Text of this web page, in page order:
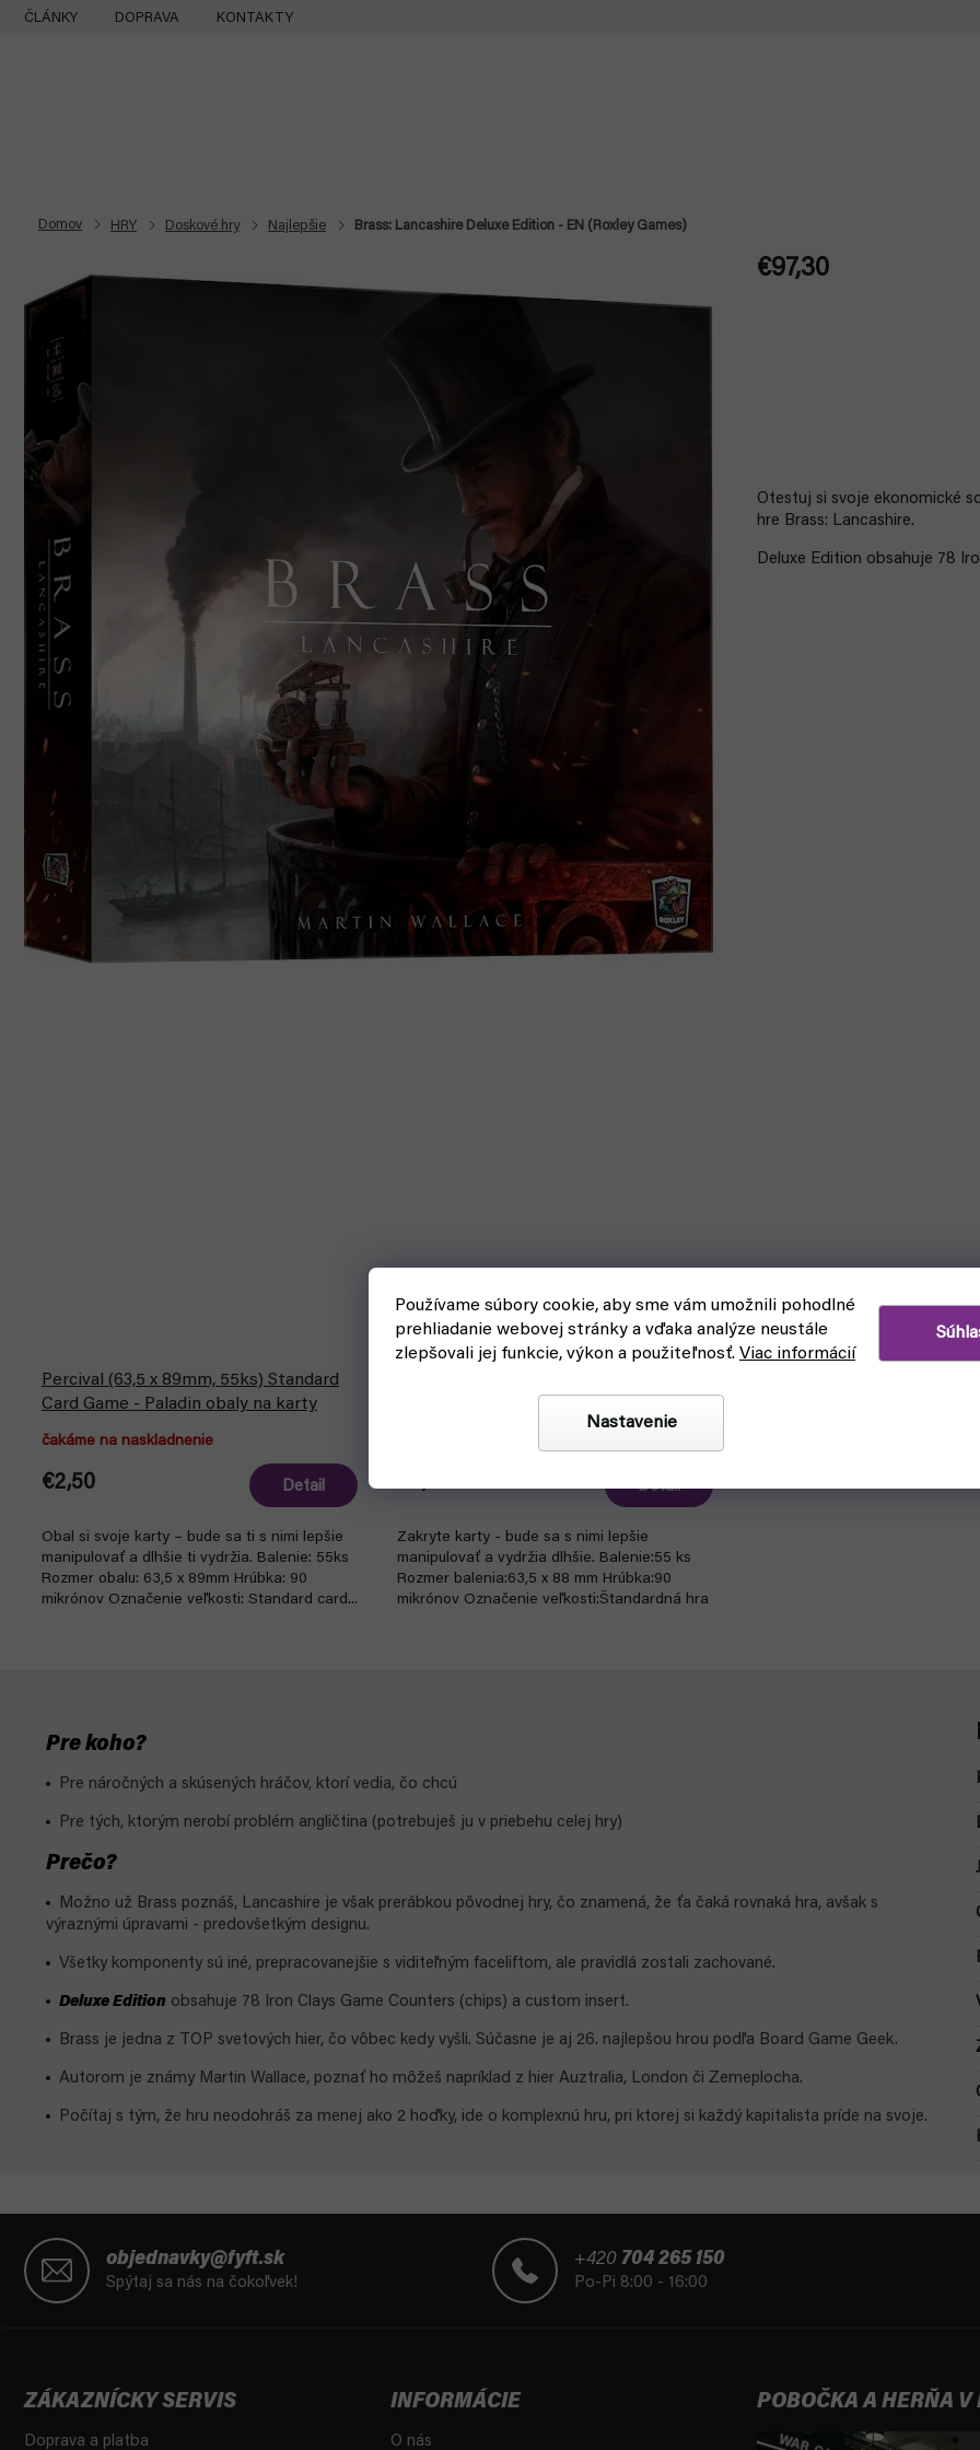
Používame súbory cookie, aby sme vám umožnili pohodlné
prehliadanie webovej stránky a vďaka analýze neustále
zlepšovali jej funkcie, výkon a použiteľnosť. Viac informácií
Nastavenie
Prejsť
ČLÁNKY DOPRAVA KONTAKTY
Domov HRY Doskové hry Najlepšie Brass: Lancashire Deluxe Edition - EN (Roxley Games)
€97,30
Otestuj si svoje ekonomické
hre Brass: Lancashire.
Deluxe Edition obsahuje 78
Percival (63,5 x 89mm, 55ks) Standard
Card Game - Paladin obaly na karty
čakáme na naskladnenie
€2,50 Detail
Obal si svoje karty – bude sa ti s nimi lepšie
manipulovať a dlhšie ti vydržia. Balenie: 55ks
Rozmer obalu: 63,5 x 89mm Hrúbka: 90
mikrónov Označenie veľkosti: Standard card...
Detail
Zakryte karty - bude sa s nimi lepšie
manipulovať a vydržia dlhšie. Balenie:55 ks
Rozmer balenia:63,5 x 88 mm Hrúbka:90
mikrónov Označenie veľkosti:Štandardná hra
Pre koho?
Pre náročných a skúsených hráčov, ktorí vedia, čo chcú
Pre tých, ktorým nerobí problém angličtina (potrebuješ ju v priebehu celej hry)
Prečo?
Možno už Brass poznáš, Lancashire je však prerábkou pôvodnej hry, čo znamená, že ťa čaká rovnaká hra, avšak s
výraznými úpravami - predovšetkým designu.
Všetky komponenty sú iné, prepracovanejšie s viditeľným faceliftom, ale pravidlá zostali zachované.
Deluxe Edition obsahuje 78 Iron Clays Game Counters (chips) a custom insert.
Brass je jedna z TOP svetových hier, čo vôbec kedy vyšli. Súčasne je aj 26. najlepšou hrou podľa Board Game Geek.
Autorom je známy Martin Wallace, poznať ho môžeš napríklad z hier Auztralia, London či Zemeplocha.
Počítaj s tým, že hru neodohráš za menej ako 2 hoďky, ide o komplexnú hru, pri ktorej si každý kapitalista príde na svoje.
objednavky@fyft.sk
Spýtaj sa nás na čokoľvek!
+420 704 265 150
Po-Pi 8:00 - 16:00
ZÁKAZNÍCKY SERVIS
Doprava a platba
INFORMÁCIE
O nás
POBOČKA A HERŇA V